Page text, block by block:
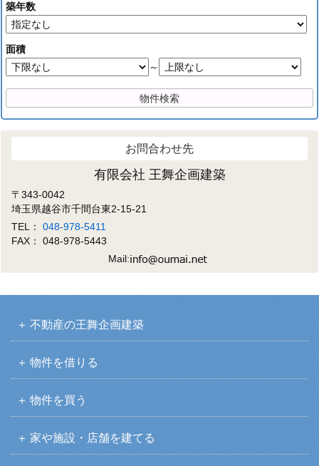
築年数
面積
～
お問合わせ先
有限会社 王舞企画建築
〒343-0042
埼玉県越谷市千間台東2-15-21
TEL：048-978-5411
FAX： 048-978-5443
Mail:
不動産の王舞企画建築
物件を借りる
物件を買う
家や施設・店舗を建てる